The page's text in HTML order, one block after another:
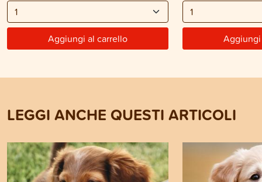
Aggiungi al carrello
LEGGI ANCHE QUESTI ARTICOLI